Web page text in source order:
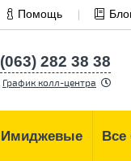
Помощь
(063) 282 38 38
График колл-центра
Имиджевые Все